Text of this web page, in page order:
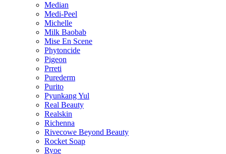
Median
Medi-Peel
Michelle
Milk Baobab
Mise En Scene
Phytoncide
Pigeon
Prreti
Purederm
Purito
Pyunkang Yul
Real Beauty
Realskin
Richenna
Rivecowe Beyond Beauty
Rocket Soap
Ryoe